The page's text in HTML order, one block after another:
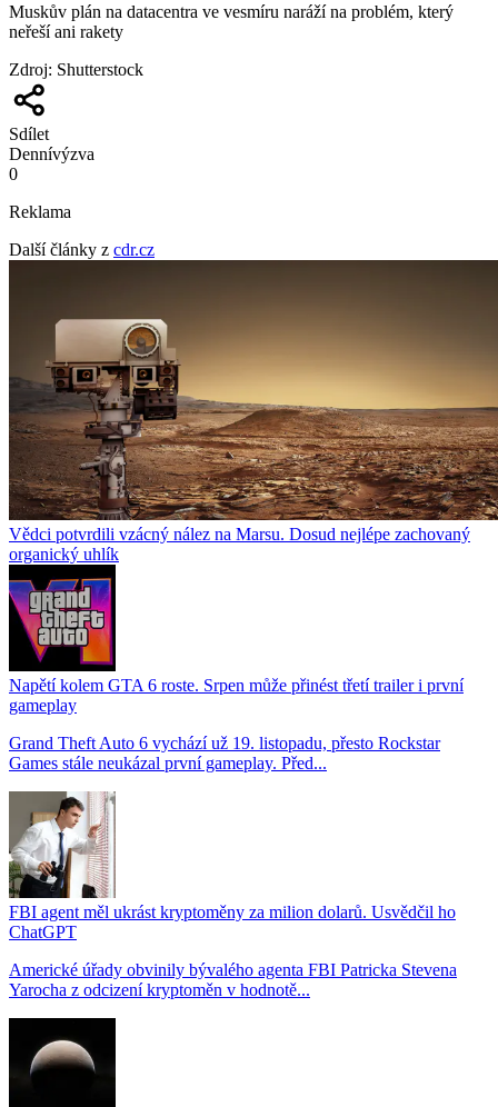
Muskův plán na datacentra ve vesmíru naráží na problém, který
neřeší ani rakety
Zdroj: Shutterstock
Sdílet
Dennívýzva
0
Reklama
Další články z cdr.cz
Vědci potvrdili vzácný nález na Marsu. Dosud nejlépe zachovaný
organický uhlík
Napětí kolem GTA 6 roste. Srpen může přinést třetí trailer i první
gameplay
Grand Theft Auto 6 vychází už 19. listopadu, přesto Rockstar
Games stále neukázal první gameplay. Před...
FBI agent měl ukrást kryptoměny za milion dolarů. Usvědčil ho
ChatGPT
Americké úřady obvinily bývalého agenta FBI Patricka Stevena
Yarocha z odcizení kryptoměn v hodnotě...